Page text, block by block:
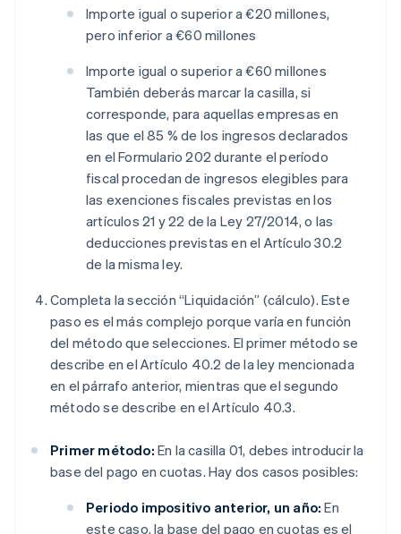
Importe igual o superior a €20 millones,
pero inferior a €60 millones
Importe igual o superior a €60 millones
También deberás marcar la casilla, si
corresponde, para aquellas empresas en
las que el 85 % de los ingresos declarados
en el Formulario 202 durante el período
fiscal procedan de ingresos elegibles para
las exenciones fiscales previstas en los
artículos 21 y 22 de la Ley 27/2014, o las
deducciones previstas en el Artículo 30.2
de la misma ley.
Completa la sección “Liquidación” (cálculo). Este
paso es el más complejo porque varía en función
del método que selecciones. El primer método se
describe en el Artículo 40.2 de la ley mencionada
en el párrafo anterior, mientras que el segundo
método se describe en el Artículo 40.3.
Primer método: En la casilla 01, debes introducir la
base del pago en cuotas. Hay dos casos posibles:
Periodo impositivo anterior, un año: En
este caso, la base del pago en cuotas es el